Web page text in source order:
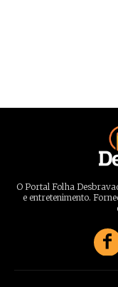
O Portal Folha
e entretenimento.